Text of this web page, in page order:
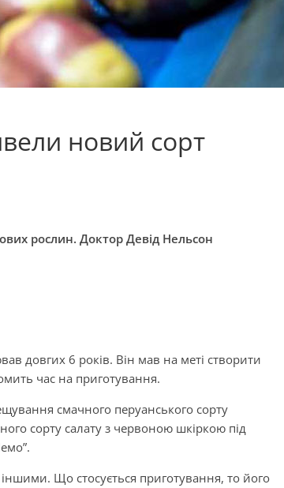
новий сорт
рослин. Доктор Девід Нельсон
довгих 6 років. Він мав на меті створити
час на приготування.
смачного перуанського сорту
сорту салату з червоною шкіркою під
Що стосується приготування, то його